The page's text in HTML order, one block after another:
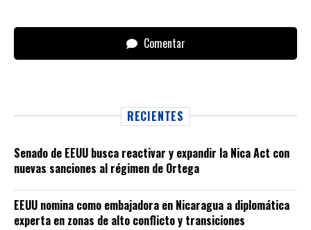
Comentar
RECIENTES
Senado de EEUU busca reactivar y expandir la Nica Act con
nuevas sanciones al régimen de Ortega
EEUU nomina como embajadora en Nicaragua a diplomática
experta en zonas de alto conflicto y transiciones